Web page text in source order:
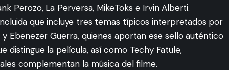
Perozo, La Perversa, MikeToks e Irvin Alberti.
que incluye tres temas típicos interpretados por
y Ebenezer Guerra, quienes aportan ese sello auténtico
distingue la película, así como Techy Fatule,
complementan la música del filme.